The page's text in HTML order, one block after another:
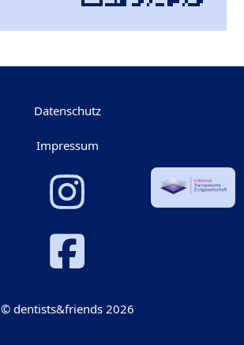
Datenschutz
Impressum
© dentists&friends 2026